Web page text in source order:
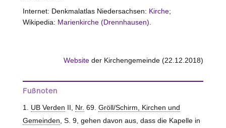
Internet: Denkmalatlas Niedersachsen: Kirche;
Wikipedia: Marienkirche (Drennhausen).
Website der Kirchengemeinde (22.12.2018)
Fußnoten
UB Verden II, Nr. 69. Gröll/Schirm, Kirchen und
Gemeinden , S. 9, gehen davon aus, dass die Kapelle in